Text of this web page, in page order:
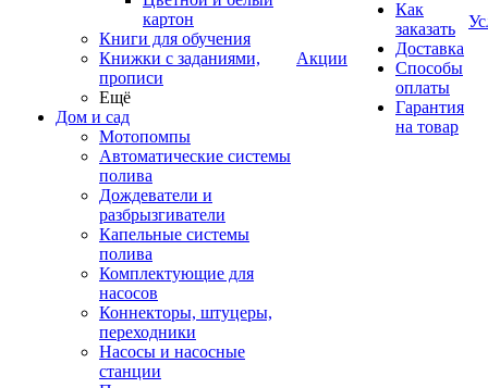
картон
Книги для обучения
Книжки с заданиями,
прописи
Ещё
Дом и сад
Мотопомпы
Автоматические системы
полива
Дождеватели и
разбрызгиватели
Капельные системы
полива
Комплектующие для
насосов
Коннекторы, штуцеры,
переходники
Насосы и насосные
станции
Акции
Как
заказать
Доставка
Способы
оплаты
Гарантия
на товар